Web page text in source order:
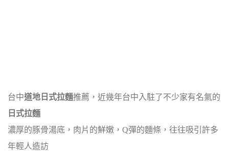
台中道地日式拉麵推薦，近幾年台中入駐了不少家有名氣的
日式拉麵
濃厚的豚骨湯底，肉片的鮮嫩，Q彈的麵條，往往吸引許多
年輕人造訪